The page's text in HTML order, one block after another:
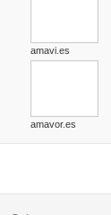
amavi.es
amavor.es